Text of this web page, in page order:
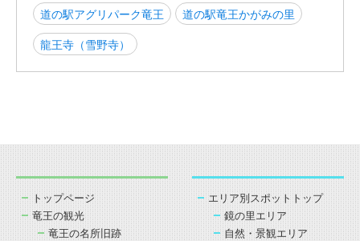
道の駅アグリパーク竜王
道の駅竜王かがみの里
龍王寺（雪野寺）
トップページ
竜王の観光
竜王の名所旧跡
エリア別スポットトップ
鏡の里エリア
自然・景観エリア